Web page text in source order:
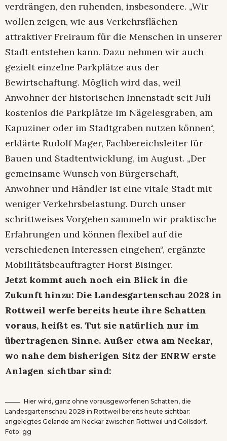
verdrängen, den ruhenden, insbesondere. „Wir
wollen zeigen, wie aus Verkehrsflächen
attraktiver Freiraum für die Menschen in unserer
Stadt entstehen kann. Dazu nehmen wir auch
gezielt einzelne Parkplätze aus der
Bewirtschaftung. Möglich wird das, weil
Anwohner der historischen Innenstadt seit Juli
kostenlos die Parkplätze im Nägelesgraben, am
Kapuziner oder im Stadtgraben nutzen können“,
erklärte Rudolf Mager, Fachbereichsleiter für
Bauen und Stadtentwicklung, im August. „Der
gemeinsame Wunsch von Bürgerschaft,
Anwohner und Händler ist eine vitale Stadt mit
weniger Verkehrsbelastung. Durch unser
schrittweises Vorgehen sammeln wir praktische
Erfahrungen und können flexibel auf die
verschiedenen Interessen eingehen“, ergänzte
Mobilitätsbeauftragter Horst Bisinger.
Jetzt kommt auch noch ein Blick in die
Zukunft hinzu: Die Landesgartenschau 2028 in
Rottweil werfe bereits heute ihre Schatten
voraus, heißt es. Tut sie natürlich nur im
übertragenen Sinne. Außer etwa am Neckar,
wo nahe dem bisherigen Sitz der ENRW erste
Anlagen sichtbar sind:
Hier wird, ganz ohne vorausgeworfenen Schatten, die
Landesgartenschau 2028 in Rottweil bereits heute sichtbar:
angelegtes Gelände am Neckar zwischen Rottweil und Göllsdorf.
Foto: gg